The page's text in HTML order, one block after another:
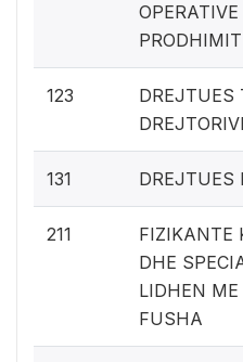
PRODHIMIT
123
DREJTUES
131 DREJTUES
211
FIZIKANTE
DHE
LIDHEN ME
FUSHA